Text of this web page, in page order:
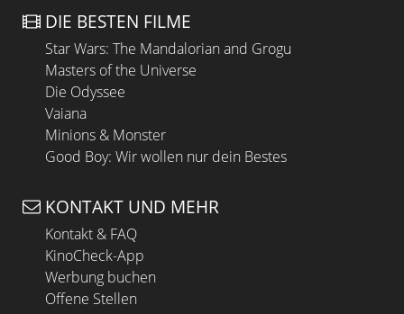
DIE BESTEN FILME
Star Wars: The Mandalorian and Grogu
Masters of the Universe
Die Odyssee
Vaiana
Minions & Monster
Good Boy: Wir wollen nur dein Bestes
KONTAKT UND MEHR
Kontakt & FAQ
KinoCheck-App
Werbung buchen
Offene Stellen